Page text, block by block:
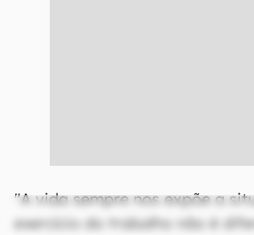
"A vida sempre nos expõe a
exercício do trabalho não é